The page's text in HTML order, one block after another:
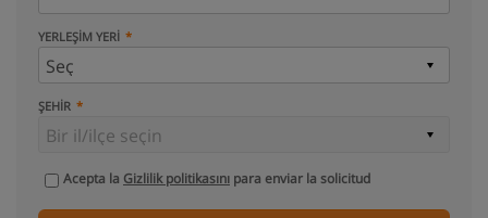
YERLEŞIM YERI
ŞEHIR
Acepta la Gizlilik politikasını para enviar la solicitud